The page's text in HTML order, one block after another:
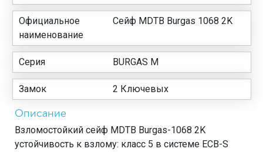
Официальное
наименование
Сейф MDTB Burgas 1068 2K
Серия BURGAS M
Замок 2 Ключевых
Описание
Взломостойкий сейф MDTB Burgas-1068 2K
устойчивость к взлому: класс 5 в системе ECB-S